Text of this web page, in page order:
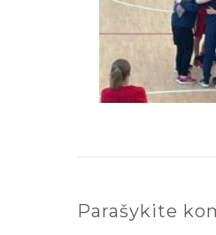
Parašykite